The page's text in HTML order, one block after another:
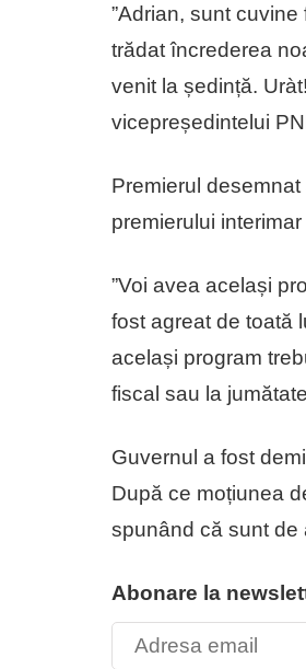
”Adrian, sunt
trădat încrederea
venit la ședință.
vicepreședintelui
Premierul
premierului
”Voi avea același
fost agreat de toată
același program
fiscal sau la
Guvernul a fost
După ce moțiunea
spunând că sunt de
Abonare la